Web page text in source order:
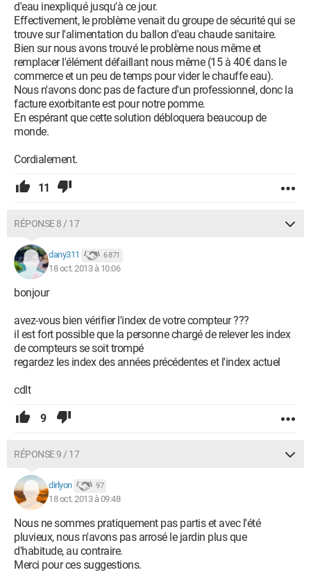
d'eau inexpliqué jusqu'à ce jour.
Effectivement, le problème venait du groupe de sécurité qui se
trouve sur l'alimentation du ballon d'eau chaude sanitaire.
Bien sur nous avons trouvé le problème nous même et
remplacer l'élément défaillant nous même (15 à 40€ dans le
commerce et un peu de temps pour vider le chauffe eau).
Nous n'avons donc pas de facture d'un professionnel, donc la
facture exorbitante est pour notre pomme.
En espérant que cette solution débloquera beaucoup de
monde.
Cordialement.
11
RÉPONSE 8 / 17
dany311 6 871
18 oct. 2013 à 10:06
bonjour
avez-vous bien vérifier l'index de votre compteur ???
il est fort possible que la personne chargé de relever les index
de compteurs se soit trompé
regardez les index des années précédentes et l'index actuel
cdlt
9
RÉPONSE 9 / 17
dirlyon 97
18 oct. 2013 à 09:48
Nous ne sommes pratiquement pas partis et avec l'été
pluvieux, nous n'avons pas arrosé le jardin plus que
d'habitude, au contraire.
Merci pour ces suggestions.